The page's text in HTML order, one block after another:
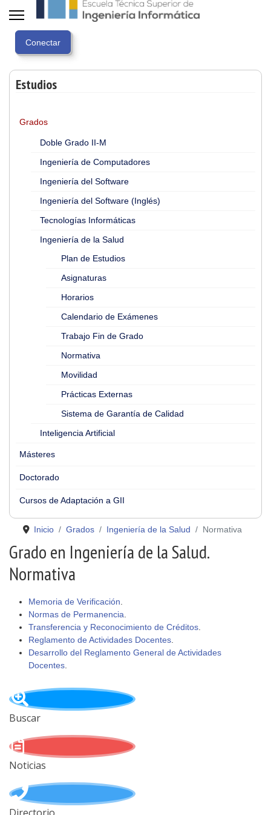
Estudios
Grados
Doble Grado II-M
Ingeniería de Computadores
Ingeniería del Software
Ingeniería del Software (Inglés)
Tecnologías Informáticas
Ingeniería de la Salud
Plan de Estudios
Asignaturas
Horarios
Calendario de Exámenes
Trabajo Fin de Grado
Normativa
Movilidad
Prácticas Externas
Sistema de Garantía de Calidad
Inteligencia Artificial
Másteres
Doctorado
Cursos de Adaptación a GII
Inicio Grados Ingeniería de la Salud Normativa
Grado en Ingeniería de la Salud.
Normativa
Memoria de Verificación
Normas de Permanencia
Transferencia y Reconocimiento de Créditos
Reglamento de Actividades Docentes
Desarrollo del Reglamento General de Actividades
Docentes
Buscar
Noticias